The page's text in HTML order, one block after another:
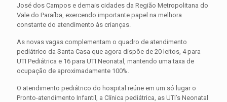
José dos Campos e demais cidades da Região Metropolitana do
Vale do Paraíba, exercendo importante papel na melhora
constante do atendimento às crianças.
As novas vagas complementam o quadro de atendimento
pediátrico da Santa Casa que agora dispõe de 20 leitos, 4 para
UTI Pediátrica e 16 para UTI Neonatal, mantendo uma taxa de
ocupação de aproximadamente 100%.
O atendimento pediátrico do hospital reúne em um só lugar o
Pronto-atendimento Infantil, a Clínica pediátrica, as UTI’s Neonatal